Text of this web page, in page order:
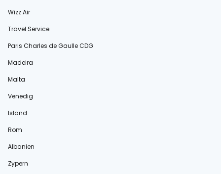
Wizz Air
Travel Service
Paris Charles de Gaulle CDG
Madeira
Malta
Venedig
Island
Rom
Albanien
Zypern